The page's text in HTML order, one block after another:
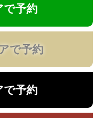
で予約
で予約
で予約